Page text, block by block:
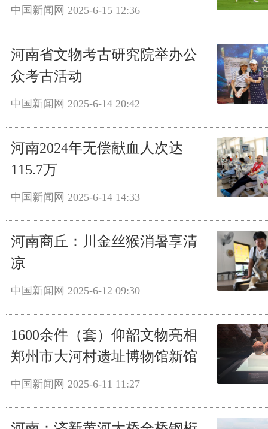
中国新闻网 2025-6-15 12:36
河南省文物考古研究院举办公
众考古活动
中国新闻网 2025-6-14 20:42
河南2024年无偿献血人次达
115.7万
中国新闻网 2025-6-14 14:33
河南商丘：川金丝猴消暑享清
凉
中国新闻网 2025-6-12 09:30
1600余件（套）仰韶文物亮相
郑州市大河村遗址博物馆新馆
中国新闻网 2025-6-11 11:27